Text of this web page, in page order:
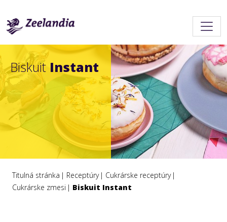
Biskuit Instant
Titulná stránka Receptúry
Cukrárske receptúry
Cukrárske zmesi
Biskuit Instant